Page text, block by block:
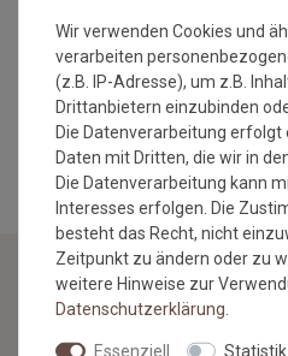
MEHR INFORMATIONEN ZUM EU
NEWSLETTER
Wir verwenden Cookies und
verarbeiten
(z.B. IP-Adresse), um z.B.
Drittanbietern einzubinden
Die Datenverarbeitung erfolgt
Daten mit Dritten, die wir in
Die Datenverarbeitung kann
Interesses erfolgen. Die
besteht das Recht, nicht
Zeitpunkt zu ändern oder zu
weitere Hinweise zur
Daten­schutz­erklärung
Essenziell Statistik